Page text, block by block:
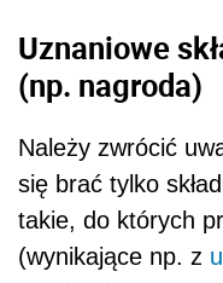
Uznaniowe
(np. nagroda)
Należy zwrócić
się brać tylko
takie, do których
(wynikające np. z